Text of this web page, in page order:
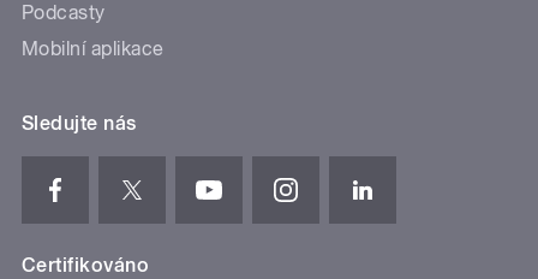
Podcasty
Mobilní aplikace
Sledujte nás
Certifikováno